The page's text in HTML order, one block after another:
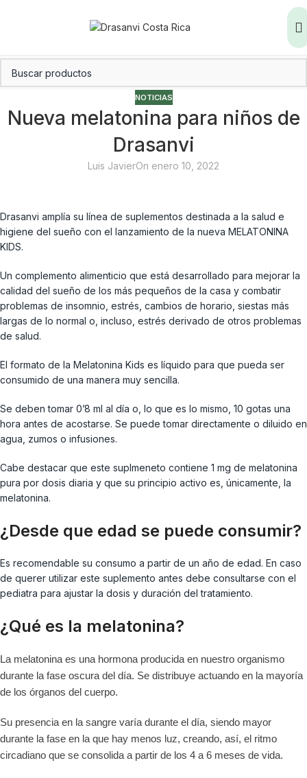
NOTICIAS
Nueva melatonina para niños de
Drasanvi
Luis JavierOn enero 10, 2022
Drasanvi amplía su línea de suplementos destinada a la salud e
higiene del sueño con el lanzamiento de la nueva MELATONINA
KIDS.
Un complemento alimenticio que está desarrollado para mejorar la
calidad del sueño de los más pequeños de la casa y combatir
problemas de insomnio, estrés, cambios de horario, siestas más
largas de lo normal o, incluso, estrés derivado de otros problemas
de salud.
El formato de la Melatonina Kids es líquido para que pueda ser
consumido de una manera muy sencilla.
Se deben tomar 0’8 ml al día o, lo que es lo mismo, 10 gotas una
hora antes de acostarse. Se puede tomar directamente o diluido en
agua, zumos o infusiones.
Cabe destacar que este suplmeneto contiene 1 mg de melatonina
pura por dosis diaria y que su principio activo es, únicamente, la
melatonina.
¿Desde que edad se puede consumir?
Es recomendable su consumo a partir de un año de edad. En caso
de querer utilizar este suplemento antes debe consultarse con el
pediatra para ajustar la dosis y duración del tratamiento.
¿Qué es la melatonina?
La melatonina es una hormona producida en nuestro organismo
durante la fase oscura del día. Se distribuye actuando en la mayoría
de los órganos del cuerpo.
Su presencia en la sangre varía durante el día, siendo mayor
durante la fase en la que hay menos luz, creando, así, el ritmo
circadiano que se consolida a partir de los 4 a 6 meses de vida.